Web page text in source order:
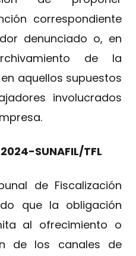
correspondiente
denunciado o, en
de la
aquellos supuestos
involucrados
SUNAFIL/TFL
de Fiscalización
que la obligación
al ofrecimiento o
de los canales de